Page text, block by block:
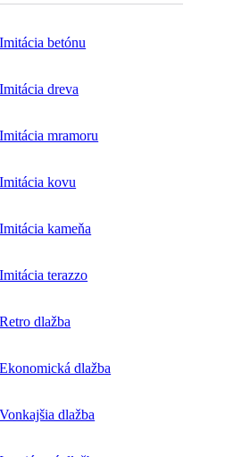
Imitácia betónu
Imitácia dreva
Imitácia mramoru
Imitácia kovu
Imitácia kameňa
Imitácia terazzo
Retro dlažba
Ekonomická dlažba
Vonkajšia dlažba